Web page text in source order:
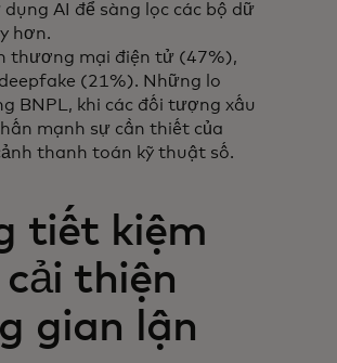
AI để sàng lọc các bộ dữ
hơn.
thương mại điện tử (47%),
(21%). Những lo
BNPL, khi các đối tượng xấu
mạnh sự cần thiết của
thanh toán kỹ thuật số.
tiết kiệm
thiện
gian lận